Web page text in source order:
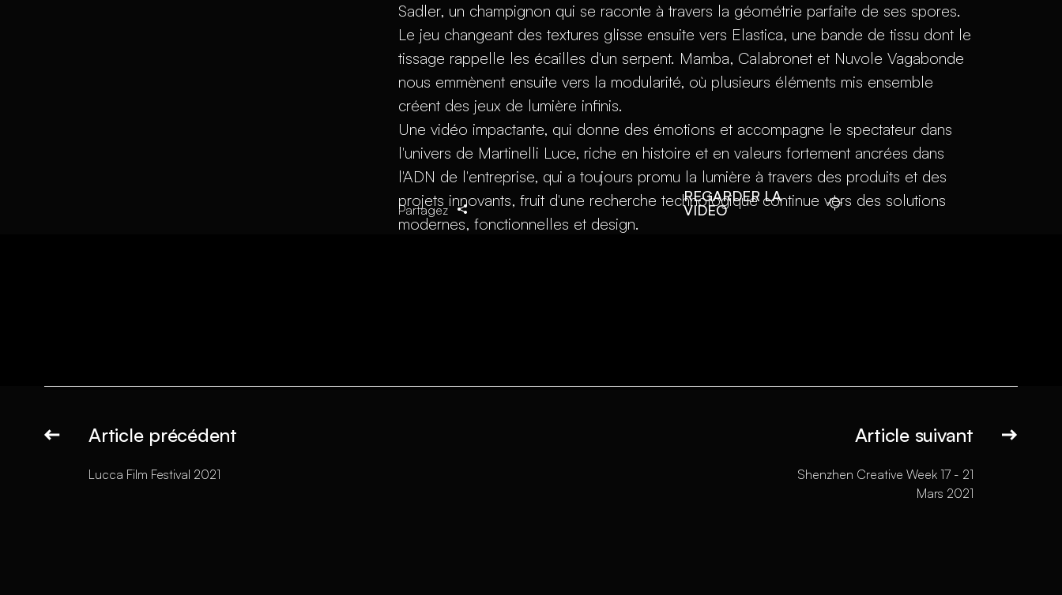
Sadler, un champignon qui se raconte à travers la géométrie parfaite de ses spores.
Le jeu changeant des textures glisse ensuite vers Elastica, une bande de tissu dont le
tissage rappelle les écailles d'un serpent. Mamba, Calabronet et Nuvole Vagabonde
nous emmènent ensuite vers la modularité, où plusieurs éléments mis ensemble
créent des jeux de lumière infinis.
Une vidéo impactante, qui donne des émotions et accompagne le spectateur dans
l'univers de Martinelli Luce, riche en histoire et en valeurs fortement ancrées dans
l'ADN de l'entreprise, qui a toujours promu la lumière à travers des produits et des
projets innovants, fruit d'une recherche technologique continue vers des solutions
modernes, fonctionnelles et design.
Partagez
REGARDER LA
VIDEO
Article précédent
Lucca Film Festival 2021
Article suivant
Shenzhen Creative Week 17 - 21
Mars 2021